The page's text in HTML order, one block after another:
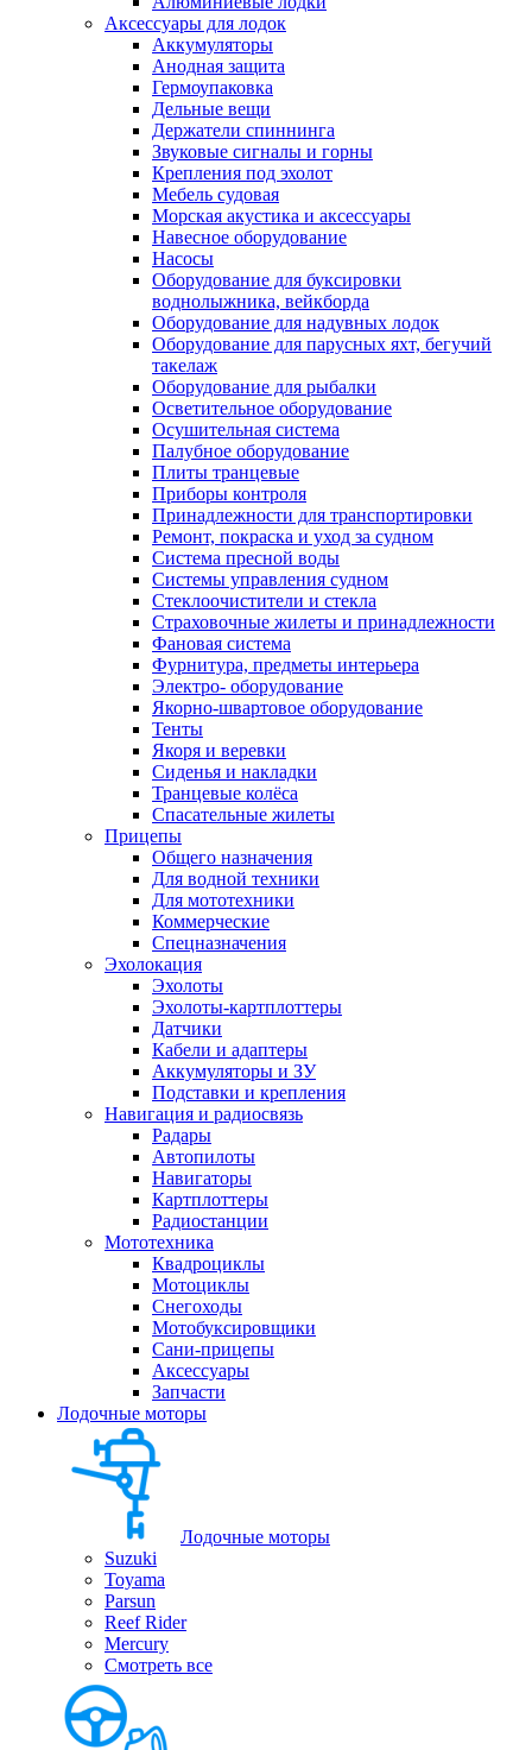
Аксессуары для лодок
Аккумуляторы
Анодная защита
Гермоупаковка
Дельные вещи
Держатели спиннинга
Звуковые сигналы и горны
Крепления под эхолот
Мебель судовая
Морская акустика и аксессуары
Навесное оборудование
Насосы
Оборудование для буксировки
воднолыжника, вейкборда
Оборудование для надувных лодок
Оборудование для парусных яхт, бегучий
такелаж
Оборудование для рыбалки
Осветительное оборудование
Осушительная система
Палубное оборудование
Плиты транцевые
Приборы контроля
Принадлежности для транспортировки
Ремонт, покраска и уход за судном
Система пресной воды
Системы управления судном
Стеклоочистители и стекла
Страховочные жилеты и принадлежности
Фановая система
Фурнитура, предметы интерьера
Электро- оборудование
Якорно-швартовое оборудование
Тенты
Якоря и веревки
Сиденья и накладки
Транцевые колёса
Спасательные жилеты
Прицепы
Общего назначения
Для водной техники
Для мототехники
Коммерческие
Спецназначения
Эхолокация
Эхолоты
Эхолоты-картплоттеры
Датчики
Кабели и адаптеры
Аккумуляторы и ЗУ
Подставки и крепления
Навигация и радиосвязь
Радары
Автопилоты
Навигаторы
Картплоттеры
Радиостанции
Мототехника
Квадроциклы
Мотоциклы
Снегоходы
Мотобуксировщики
Сани-прицепы
Аксессуары
Запчасти
Лодочные моторы
Лодочные моторы
Suzuki
Toyama
Parsun
Reef Rider
Mercury
Смотреть все